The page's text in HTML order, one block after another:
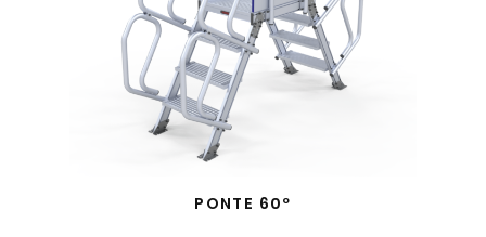
PONTE 60º